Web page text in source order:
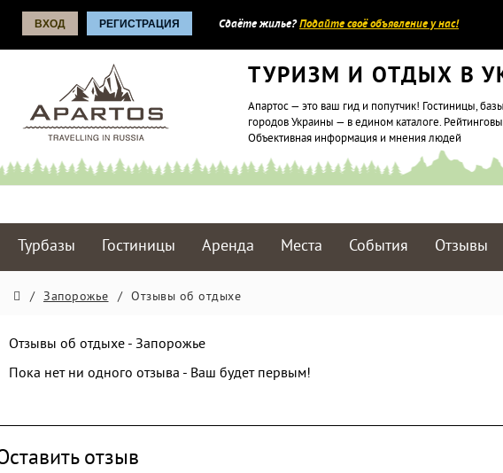
ВХОД РЕГИСТРАЦИЯ Сдаёте жилье?Подайте своё объявление у нас!
ТУРИЗМ И ОТДЫХ В
Апартос — это ваш гид и попутчик! Гостиницы,
городов Украины — в едином каталоге.
Объективная информация и мнения людей
Турбазы Гостиницы Аренда Места События Отзывы
/ Запорожье / Отзывы об отдыхе
Отзывы об отдыхе - Запорожье
Пока нет ни одного отзыва - Ваш будет первым!
отзыв